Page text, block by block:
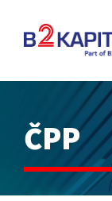
ČPP